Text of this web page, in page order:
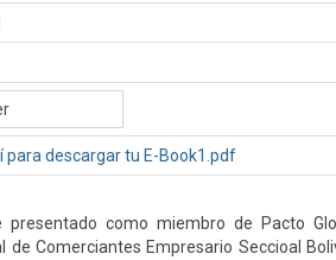
para descargar tu E-Book1.pdf
presentado como miembro de Pacto
de Comerciantes Empresario Seccioal